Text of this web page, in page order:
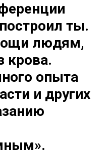
ты.
людям,
крова.
опыта
и других